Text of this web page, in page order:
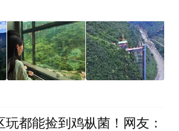
都能捡到鸡枞菌！网友：